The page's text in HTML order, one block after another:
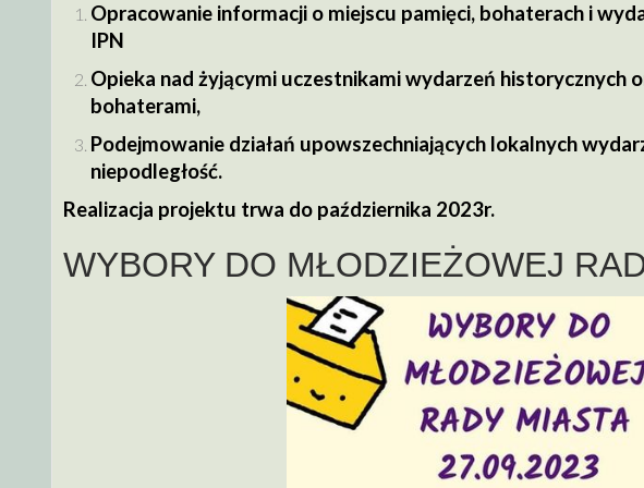
Opracowanie informacji o miejscu pamięci, bohaterach i
IPN
Opieka nad żyjącymi uczestnikami wydarzeń historycznych
bohaterami,
Podejmowanie działań upowszechniających lokalnych
niepodległość.
Realizacja projektu trwa do października 2023r.
WYBORY DO MŁODZIEŻOWEJ